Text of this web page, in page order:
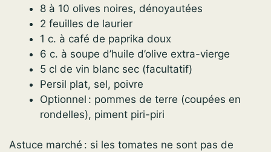
8 à 10 olives noires, dénoyautées
2 feuilles de laurier
1 c. à café de paprika doux
6 c. à soupe d’huile d’olive extra-vierge
5 cl de vin blanc sec (facultatif)
Persil plat, sel, poivre
Optionnel : pommes de terre (coupées en
rondelles), piment piri-piri
Astuce marché : si les tomates ne sont pas de